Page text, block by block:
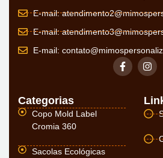
E-mail:
E-mail:
E-mail:
Categorias
Copo Mold Label
Cromia 360
Sacolas Ecológicas